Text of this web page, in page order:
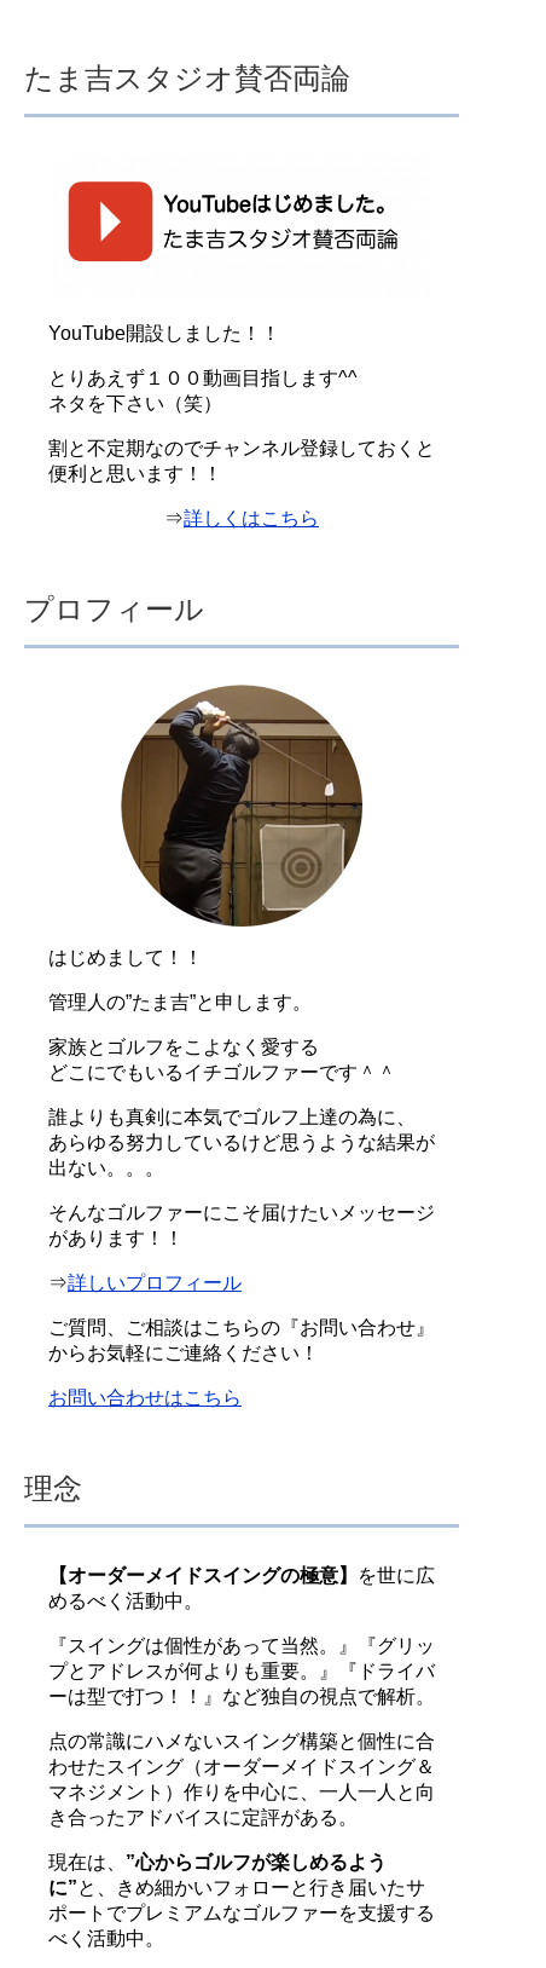
たま吉スタジオ賛否両論
YouTube開設しました！！
とりあえず１００動画目指します^^
ネタを下さい（笑）
割と不定期なのでチャンネル登録しておくと
便利と思います！！
⇒詳しくはこちら
プロフィール
はじめまして！！
管理人の”たま吉”と申します。
家族とゴルフをこよなく愛する
どこにでもいるイチゴルファーです＾＾
誰よりも真剣に本気でゴルフ上達の為に、
あらゆる努力しているけど思うような結果が
出ない。。。
そんなゴルファーにこそ届けたいメッセージ
があります！！
⇒詳しいプロフィール
ご質問、ご相談はこちらの『お問い合わせ』
からお気軽にご連絡ください！
お問い合わせはこちら
理念
【オーダーメイドスイングの極意】
を世に広
めるべく活動中。
『スイングは個性があって当然。』『グリッ
プとアドレスが何よりも重要。』『ドライバ
ーは型で打つ！！』など独自の視点で解析。
点の常識にハメないスイング構築と個性に合
わせたスイング（オーダーメイドスイング＆
マネジメント）作りを中心に、一人一人と向
き合ったアドバイスに定評がある。
現在は、 ”心からゴルフが楽しめるよう
に”と、きめ細かいフォローと行き届いたサ
ポートでプレミアムなゴルファーを支援する
べく活動中。